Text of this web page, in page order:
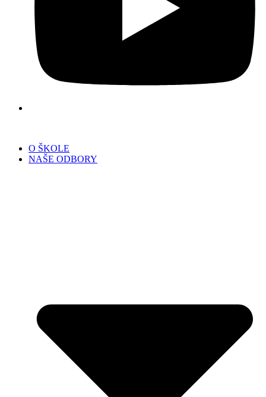
O ŠKOLE
NAŠE ODBORY